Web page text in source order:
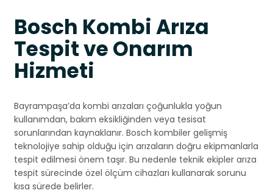
Bosch Kombi Arıza
Tespit ve Onarım
Hizmeti
Bayrampaşa’da kombi arızaları çoğunlukla yoğun
kullanımdan, bakım eksikliğinden veya tesisat
sorunlarından kaynaklanır. Bosch kombiler gelişmiş
teknolojiye sahip olduğu için arızaların doğru ekipmanlarla
tespit edilmesi önem taşır. Bu nedenle teknik ekipler arıza
tespit sürecinde özel ölçüm cihazları kullanarak sorunu
kısa sürede belirler.